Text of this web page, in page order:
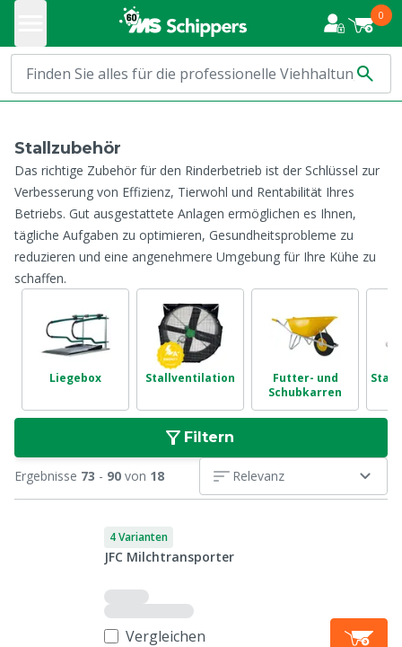
0
Stallzubehör
Das richtige Zubehör für den Rinderbetrieb ist der Schlüssel zur
Verbesserung von Effizienz, Tierwohl und Rentabilität Ihres
Betriebs. Gut ausgestattete Anlagen ermöglichen es Ihnen,
tägliche Aufgaben zu optimieren, Gesundheitsprobleme zu
reduzieren und eine angenehmere Umgebung für Ihre Kühe zu
schaffen.
Liegebox Stallventilation
Futter- und
Schubkarren
Filtern
Ergebnisse 73 - 90 von 18 Relevanz
4 Varianten
JFC Milchtransporter
Vergleichen